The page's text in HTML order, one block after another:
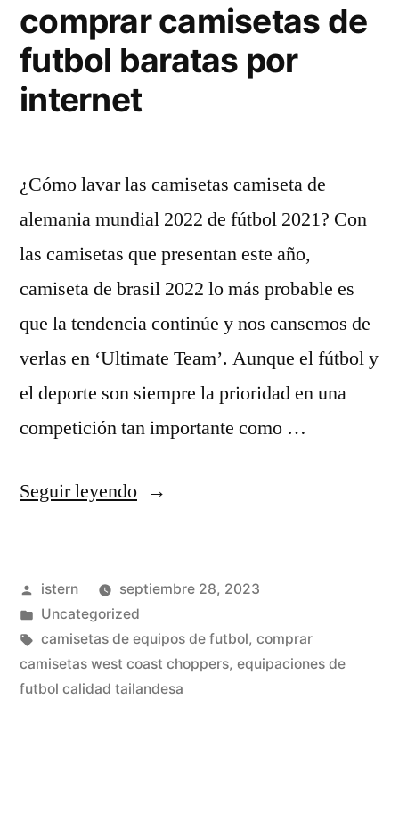
comprar camisetas de
futbol baratas por
internet
¿Cómo lavar las camisetas camiseta de
alemania mundial 2022 de fútbol 2021? Con
las camisetas que presentan este año,
camiseta de brasil 2022 lo más probable es
que la tendencia continúe y nos cansemos de
verlas en ‘Ultimate Team’. Aunque el fútbol y
el deporte son siempre la prioridad en una
competición tan importante como …
Seguir leyendo«comprar
futbol
baratas
por
internet»
Publicado
por
istern
septiembre 28, 2023
Publicado
en
Uncategorized
Etiquetas:
camisetas de equipos de futbol, comprar
camisetas west coast choppers, equipaciones de
futbol calidad tailandesa